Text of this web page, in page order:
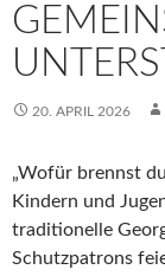
20. APRIL 2026
„Wofür brennst
Kindern und
traditionelle
Schutzpatrons